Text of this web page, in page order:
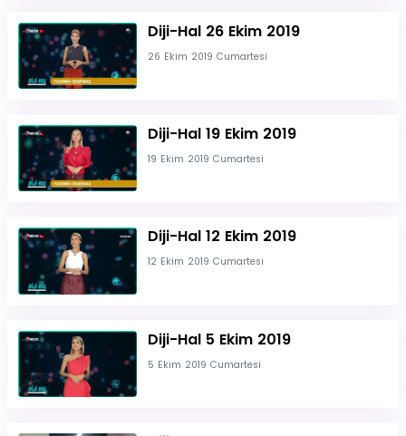
Diji-Hal 26 Ekim 2019
26 Ekim 2019 Cumartesi
Diji-Hal 19 Ekim 2019
19 Ekim 2019 Cumartesi
Diji-Hal 12 Ekim 2019
12 Ekim 2019 Cumartesi
Diji-Hal 5 Ekim 2019
5 Ekim 2019 Cumartesi